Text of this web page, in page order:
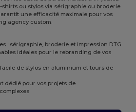
shirts ou stylos via sérigraphie ou broderie.
une efficacité maximale pour vos
agency custom.
: sérigraphie, broderie et impression DTG
idéales pour le rebranding de vos
de stylos en aluminium et tours de
dédié pour vos projets de